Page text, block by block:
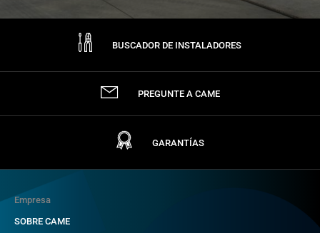
BUSCADOR DE INSTALADORES
PREGUNTE A CAME
GARANTÍAS
Empresa
SOBRE CAME